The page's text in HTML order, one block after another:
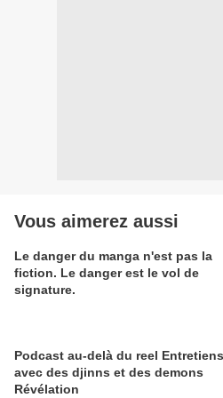
Vous aimerez aussi
Le danger du manga n'est pas la
fiction. Le danger est le vol de
signature.
Podcast au-delà du reel Entretiens
avec des djinns et des demons
Révélation